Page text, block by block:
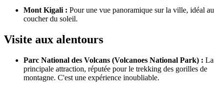
Mont Kigali : Pour une vue panoramique sur la ville, idéal au
coucher du soleil.
Visite aux alentours
Parc National des Volcans (Volcanoes National Park) : La
principale attraction, réputée pour le trekking des gorilles de
montagne. C'est une expérience inoubliable.